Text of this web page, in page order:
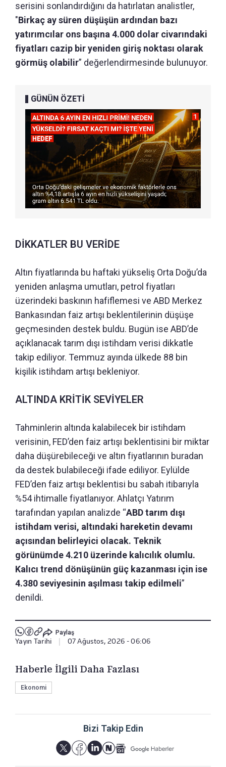
serisini sonlandırdığını da hatırlatan analistler,
"Birkaç ay süren düşüşün ardından bazı
yatırımcılar ons başına 4.000 dolar civarındaki
fiyatları cazip bir yeniden giriş noktası olarak
görmüş olabilir” değerlendirmesinde bulunuyor.
GÜNÜN ÖZETİ
DİKKATLER BU VERİDE
Altın fiyatlarında bu haftaki yükseliş Orta Doğu’da
yeniden anlaşma umutları, petrol fiyatları
üzerindeki baskının hafiflemesi ve ABD Merkez
Bankasından faiz artışı beklentilerinin düşüşe
geçmesinden destek buldu. Bugün ise ABD’de
açıklanacak tarım dışı istihdam verisi dikkatle
takip ediliyor. Temmuz ayında ülkede 88 bin
kişilik istihdam artışı bekleniyor.
ALTINDA KRİTİK SEVİYELER
Tahminlerin altında kalabilecek bir istihdam
verisinin, FED’den faiz artışı beklentisini bir miktar
daha düşürebileceği ve altın fiyatlarının buradan
da destek bulabileceği ifade ediliyor. Eylülde
FED’den faiz artışı beklentisi bu sabah itibarıyla
%54 ihtimalle fiyatlanıyor. Ahlatçı Yatırım
tarafından yapılan analizde “ABD tarım dışı
istihdam verisi, altındaki hareketin devamı
açısından belirleyici olacak. Teknik
görünümde 4.210 üzerinde kalıcılık olumlu.
Kalıcı trend dönüşünün güç kazanması için ise
4.380 seviyesinin aşılması takip edilmeli”
denildi.
Paylaş
Yayın Tarihi 07 Ağustos, 2026 - 06:06
Haberle İlgili Daha Fazlası
Ekonomi
Bizi Takip Edin